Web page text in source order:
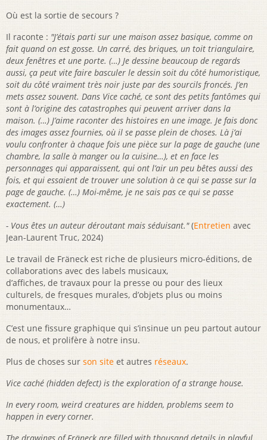
Où est la sortie de secours ?
Il raconte : "J’étais parti sur une maison assez basique, comme on
fait quand on est gosse. Un carré, des briques, un toit triangulaire,
deux fenêtres et une porte. (…) Je dessine beaucoup de regards
aussi, ça peut vite faire basculer le dessin soit du côté humoristique,
soit du côté vraiment très noir juste par des sourcils froncés. J’en
mets assez souvent. Dans Vice caché, ce sont des petits fantômes qui
sont à l’origine des catastrophes qui peuvent arriver dans la
maison. (…) J’aime raconter des histoires en une image. Je fais donc
des images assez fournies, où il se passe plein de choses. Là j’ai
voulu confronter à chaque fois une pièce sur la page de gauche (une
chambre, la salle à manger ou la cuisine…), et en face les
personnages qui apparaissent, qui ont l’air un peu bêtes aussi des
fois, et qui essaient de trouver une solution à ce qui se passe sur la
page de gauche. (…) Moi-même, je ne sais pas ce qui se passe
exactement. (…)
- Vous êtes un auteur déroutant mais séduisant."(Entretien avec
Jean-Laurent Truc, 2024)
Le travail de Fräneck est riche de plusieurs micro-éditions, de
collaborations avec des labels musicaux,
d’affiches, de travaux pour la presse ou pour des lieux
culturels, de fresques murales, d’objets plus ou moins
monumentaux…
C’est une fissure graphique qui s’insinue un peu partout autour
de nous, et prolifère à notre insu.
Plus de choses sur son site et autres réseaux.
Vice caché (hidden defect) is the exploration of a strange house.
In every room, weird creatures are hidden, problems seem to
happen in every corner.